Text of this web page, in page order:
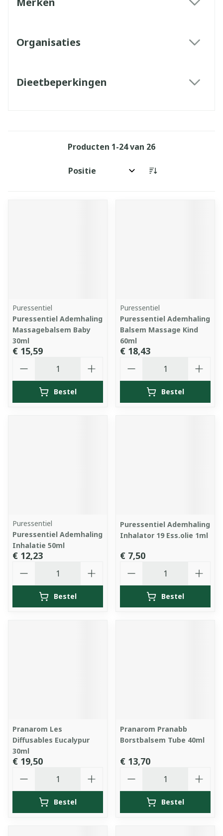
Organisaties
Dieetbeperkingen
Producten 1-24van 26
Sorteer op:
Puressentiel
Puressentiel Ademhaling
Massagebalsem Baby
30ml
€ 15,59
Bestel
Puressentiel
Puressentiel Ademhaling
Balsem Massage Kind
60ml
€ 18,43
Bestel
Puressentiel
Puressentiel Ademhaling
Inhalatie 50ml
€ 12,23
Bestel
Puressentiel Ademhaling
Inhalator 19 Ess.olie 1ml
€ 7,50
Bestel
Pranarom Les
Diffusables Eucalypur
30ml
€ 19,50
Bestel
Pranarom Pranabb
Borstbalsem Tube 40ml
€ 13,70
Bestel